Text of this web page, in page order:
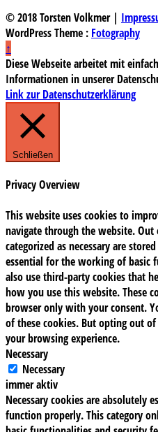
© 2018 Torsten Volkmer |
WordPress Theme : Fotography
↑
Diese Webseite arbeitet mit
Informationen in unserer
Link zur Datenschutzerklärung
Schließen
Privacy Overview
This website uses cookies to
navigate through the website.
categorized as necessary are
essential for the working of basic
also use third-party cookies that
how you use this website. These
browser only with your consent.
of these cookies. But opting out
your browsing experience.
Necessary
Necessary
immer aktiv
Necessary cookies are absolutely
function properly. This category